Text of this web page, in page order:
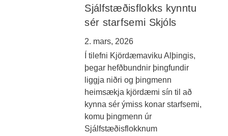
Sjálfstæðisflokks kynntu
sér starfsemi Skjóls
2. mars, 2026
Í tilefni Kjördæmaviku Alþingis,
þegar hefðbundnir þingfundir
liggja niðri og þingmenn
heimsækja kjördæmi sín til að
kynna sér ýmiss konar starfsemi,
komu þingmenn úr
Sjálfstæðisflokknum